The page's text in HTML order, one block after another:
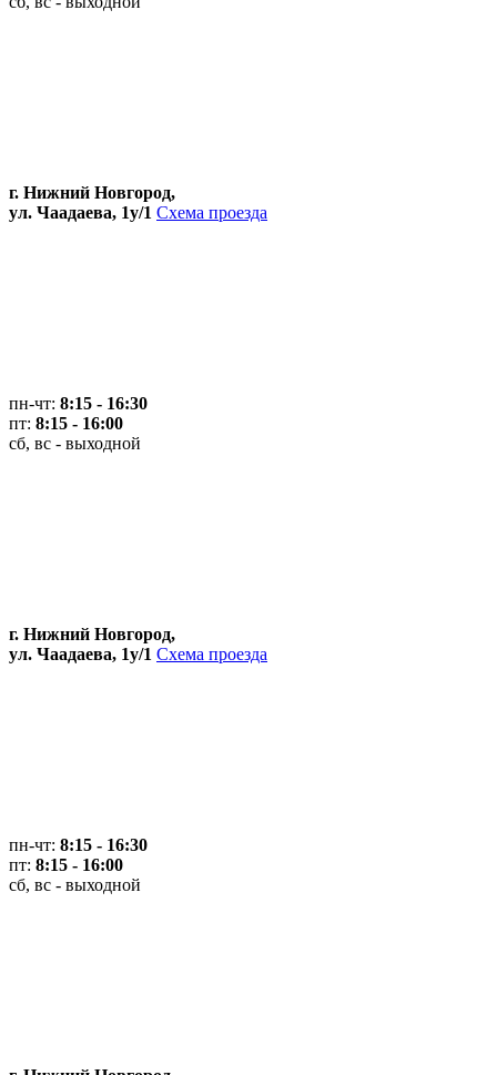
г. Нижний Новгород,
ул. Чаадаева, 1у/1 Схема проезда
пн-чт: 8:15 - 16:30
пт: 8:15 - 16:00
сб, вс - выходной
г. Нижний Новгород,
ул. Чаадаева, 1у/1 Схема проезда
пн-чт: 8:15 - 16:30
пт: 8:15 - 16:00
сб, вс - выходной